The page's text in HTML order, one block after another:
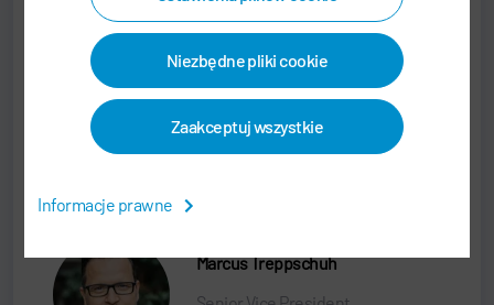
Niezbędne pliki cookie
Zaakceptuj wszystkie
Informacje prawne
sales@durr.com
Dürr Systems AG
Carl-Benz-Str. 34
74321 Bietigheim-Bissingen
Niemcy
Marcus Treppschuh